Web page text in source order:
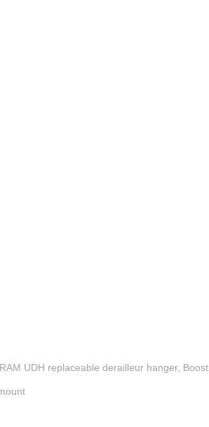
UDH replaceable derailleur hanger, Boost